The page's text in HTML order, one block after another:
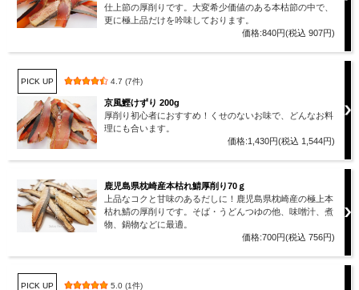
仕上節の厚削りです。大変希少価値のある本枯節の中で、
更に極上品だけを吟味しております。
価格:840円(税込 907円)
PICK UP 4.7 (7件)
京風鰹けずり 200g
厚削り初心者におすすめ！くせのないお味で、どんなお料
理にも合います。
価格:1,430円(税込 1,544円)
鹿児島県枕崎産本枯れ鯖厚削り70ｇ
上品なコクと甘味のあるだしに！鹿児島県枕崎産の極上本
枯れ鯖の厚削りです。そば・うどんつゆの他、味噌汁、煮
物、鍋物などに最適。
価格:700円(税込 756円)
PICK UP 5.0 (1件)